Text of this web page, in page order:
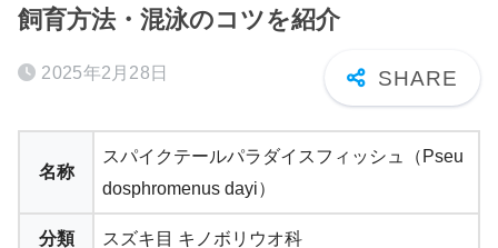
飼育方法・混泳のコツを紹介
2025年2月28日
名称
スパイクテールパラダイスフィッシュ（Pseu
dosphromenus dayi）
分類 スズキ目 キノボリウオ科